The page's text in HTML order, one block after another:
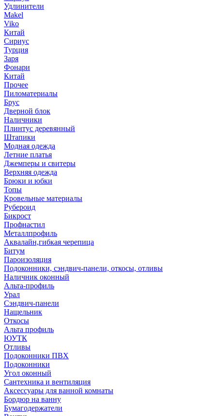
Удлинители
Makel
Viko
Китай
Сириус
Турция
Заря
Фонари
Китай
Прочее
Пиломатериалы
Брус
Дверной блок
Наличники
Плинтус деревянный
Штапики
Модная одежда
Летние платья
Джемперы и свитеры
Верхняя одежда
Брюки и юбки
Топы
Кровельные материалы
Рубероид
Бикрост
Профнастил
Металлпрофиль
Аквалайн,гибкая черепица
Битум
Пароизоляция
Подоконники, сэндвич-панели, откосы, отливы
Наличник оконный
Альта-профиль
Урал
Сэндвич-панели
Нащельник
Откосы
Альта профиль
ЮУТК
Отливы
Подоконники ПВХ
Подоконники
Угол оконный
Сантехника и вентиляция
Аксессуары для ванной комнаты
Бордюр на ванну
Бумагодержатели